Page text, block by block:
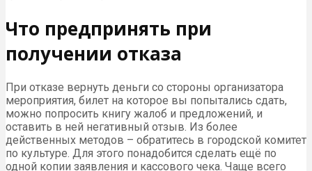
Возможен ли возврат в день показа
возврат в любое время вплоть до момента
спектакля.
То есть исключение не делается даже непосредственно
для дня показа. Обратите внимание: при сдаче билета в